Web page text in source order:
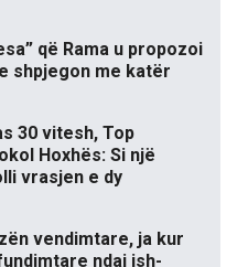
që Rama u propozoi
shpjegon me katër
30 vitesh, Top
Hoxhës: Si një
vrasjen e dy
vendimtare, ja kur
ndaj ish-